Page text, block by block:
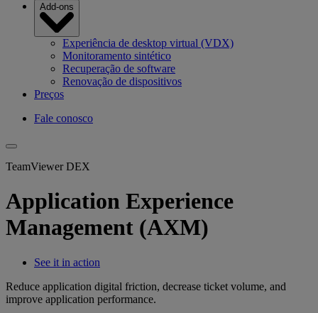
Add-ons
Experiência de desktop virtual (VDX)
Monitoramento sintético
Recuperação de software
Renovação de dispositivos
Preços
Fale conosco
TeamViewer DEX
Application Experience
Management (AXM)
See it in action
Reduce application digital friction, decrease ticket volume, and
improve application performance.